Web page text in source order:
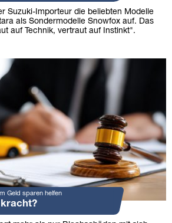
Suzuki-Importeur die beliebten Modelle
als Sondermodelle Snowfox auf. Das
auf Technik, vertraut auf Instinkt".
Geld sparen helfen
kracht?